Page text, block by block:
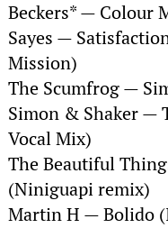
Beckers* — Colour
Sayes —
Mission)
The Scumfrog —
Simon & Shaker —
Vocal Mix)
The Beautiful
(Niniguapi remix)
Martin H — Bolido